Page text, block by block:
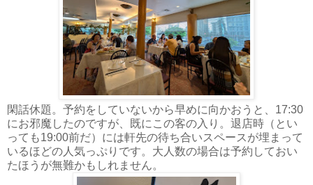
閑話休題。予約をしていないから早めに向かおうと、17:30
にお邪魔したのですが、既にこの客の入り。退店時（とい
っても19:00前だ）には軒先の待ち合いスペースが埋まって
いるほどの人気っぷりです。大人数の場合は予約しておい
たほうが無難かもしれません。